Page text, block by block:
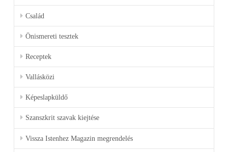
Család
Önismereti tesztek
Receptek
Vallásközi
Képeslapküldő
Szanszkrit szavak kiejtése
Vissza Istenhez Magazin megrendelés